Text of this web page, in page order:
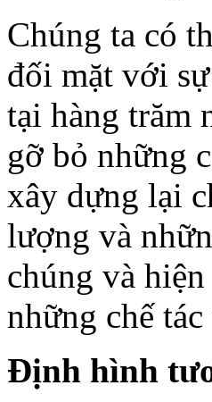
Chúng ta có
đối mặt với
tại hàng trăm
gỡ bỏ những
xây dựng lại
lượng và
chúng và
những chế
Định hình